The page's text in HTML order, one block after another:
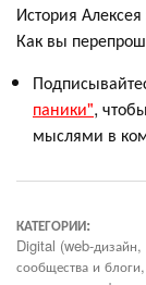
История
Как вы
паники",
мыслями в
КАТЕГОРИИ:
Digital (web-дизайн,
сообщества и